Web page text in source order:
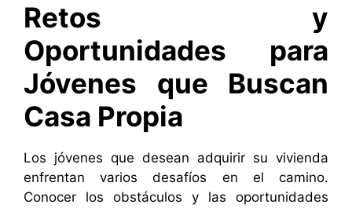
Retos y
Oportunidades para
Jóvenes que Buscan
Casa Propia
Los jóvenes que desean adquirir su vivienda
enfrentan varios desafíos en el camino.
Conocer los obstáculos y las oportunidades